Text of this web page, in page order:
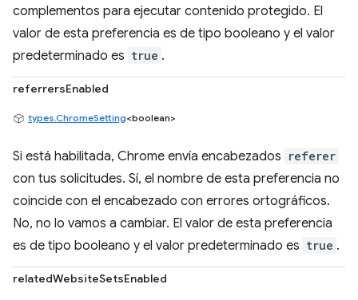
complementos para ejecutar contenido protegido. El
valor de esta preferencia es de tipo booleano y el valor
predeterminado es true .
referrersEnabled
types.ChromeSetting<boolean>
Si está habilitada, Chrome envía encabezados referer
con tus solicitudes. Sí, el nombre de esta preferencia no
coincide con el encabezado con errores ortográficos.
No, no lo vamos a cambiar. El valor de esta preferencia
es de tipo booleano y el valor predeterminado es true .
relatedWebsiteSetsEnabled